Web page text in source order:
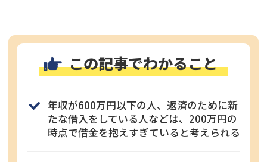
この記事でわかること
年収が600万円以下の人、返済のために新
たな借入をしている人などは、200万円の
時点で借金を抱えすぎていると考えられる